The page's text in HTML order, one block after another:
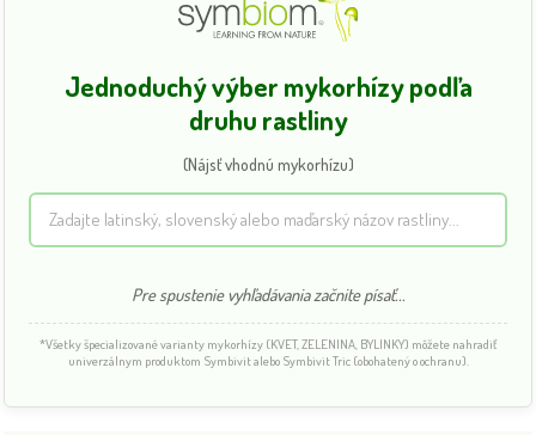
Jednoduchý výber mykorhízy podľa
druhu rastliny
(Nájsť vhodnú mykorhízu)
Pre spustenie vyhľadávania začnite písať...
*Všetky špecializované varianty mykorhízy (KVET, ZELENINA, BYLINKY) môžete nahradiť
univerzálnym produktom Symbivit alebo Symbivit Tric (obohatený o ochranu).